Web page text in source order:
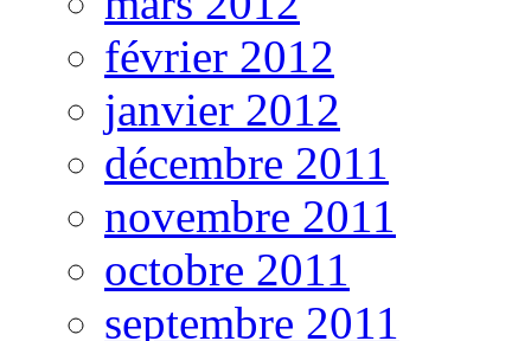
février 2012
janvier 2012
décembre 2011
novembre 2011
octobre 2011
septembre 2011